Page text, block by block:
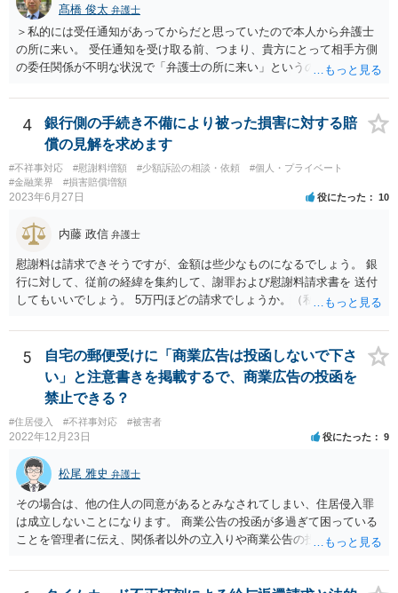
髙橋 俊太 弁護士
＞私的には受任通知があってからだと思っていたので本人から弁護士
の所に来い。 受任通知を受け取る前、つまり、貴方にとって相手方側
の委任関係が不明な状況で「弁護士の所に来い」というのは、さすが
絡がきますよね？ 通常はそのような初動となります。
4
銀行側の手続き不備により被った損害に対する賠
償の見解を求めます
#不祥事対応 #慰謝料増額 #少額訴訟の相談・依頼
#個人・プライベート
#金融業界
#損害賠償増額
2023年6月27日 役にたった 10
内藤 政信 弁護士
慰謝料は請求できそうですが、金額は些少なものになるでしょう。 銀
行に対して、従前の経緯を集約して、謝罪および慰謝料請求書を 送付
してもいいでしょう。 5万円ほどの請求でしょうか。（私見）
5
自宅の郵便受けに「商業広告は投函しないで下さ
い」と注意書きを掲載するで、商業広告の投函を
禁止できる？
#住居侵入 #不祥事対応 #被害者
2022年12月23日 役にたった 9
松尾 雅史 弁護士
その場合は、他の住人の同意があるとみなされてしまい、住居侵入罪
は成立しないことになります。 商業公告の投函が多過ぎて困っている
ことを管理者に伝え、関係者以外の立入りや商業公告の投函を禁ずる